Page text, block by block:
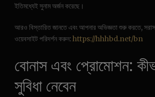
ইতিমধ্যেই সুনাম অর্জন করেছে।
আরও বিস্তারিত জানতে এবং আপনার অভিজ্ঞতা শুরু করতে,
ওয়েবসাইট পরিদর্শন করুন:https://hhhbd.net/bn
বোনাস এবং প্রোমোশন:
সুবিধা নেবেন